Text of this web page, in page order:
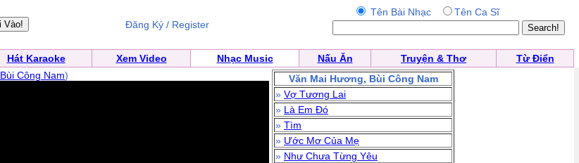
Đăng Ký / Register
Tên Bài Nhạc Tên Ca Sĩ
Hát Karaoke Xem Video Nhạc Music Nấu Ăn Truyện & Thơ
Từ Điển
Bùi Công Nam)
Văn Mai Hương, Bùi Công Nam
» Vợ Tương Lai
» Là Em Đó
» Tìm
» Ước Mơ Của Mẹ
» Như Chưa Từng Yêu